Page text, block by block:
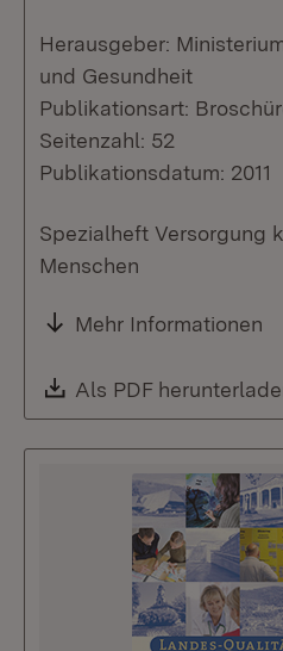
Herausgeber:
und Gesundheit
Publikationsart:
Seitenzahl: 52
Publikationsdatum: 2011
Spezialheft Versorgung
Menschen
Mehr Informationen
Download:
Als PDF